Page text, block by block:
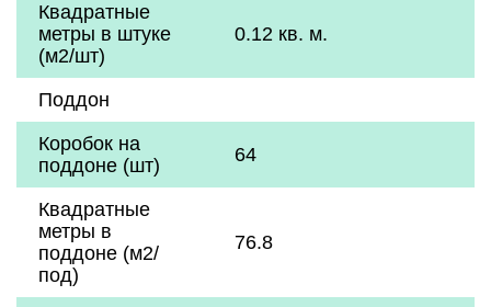
Квадратные
метры в штуке
(м2/шт)
0.12 кв. м.
Поддон
Коробок на
поддоне (шт)
64
Квадратные
метры в
поддоне (м2/
под)
76.8